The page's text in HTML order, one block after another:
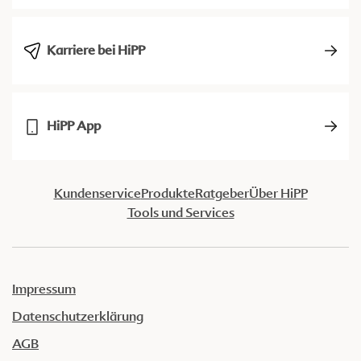
Karriere bei HiPP
HiPP App
KundenserviceProdukteRatgeberÜber HiPP
Tools und Services
Impressum
Datenschutzerklärung
AGB